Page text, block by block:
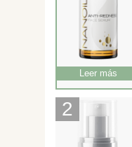
Leer más